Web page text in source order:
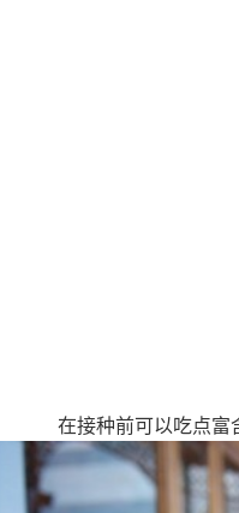
在接种前可以吃点富